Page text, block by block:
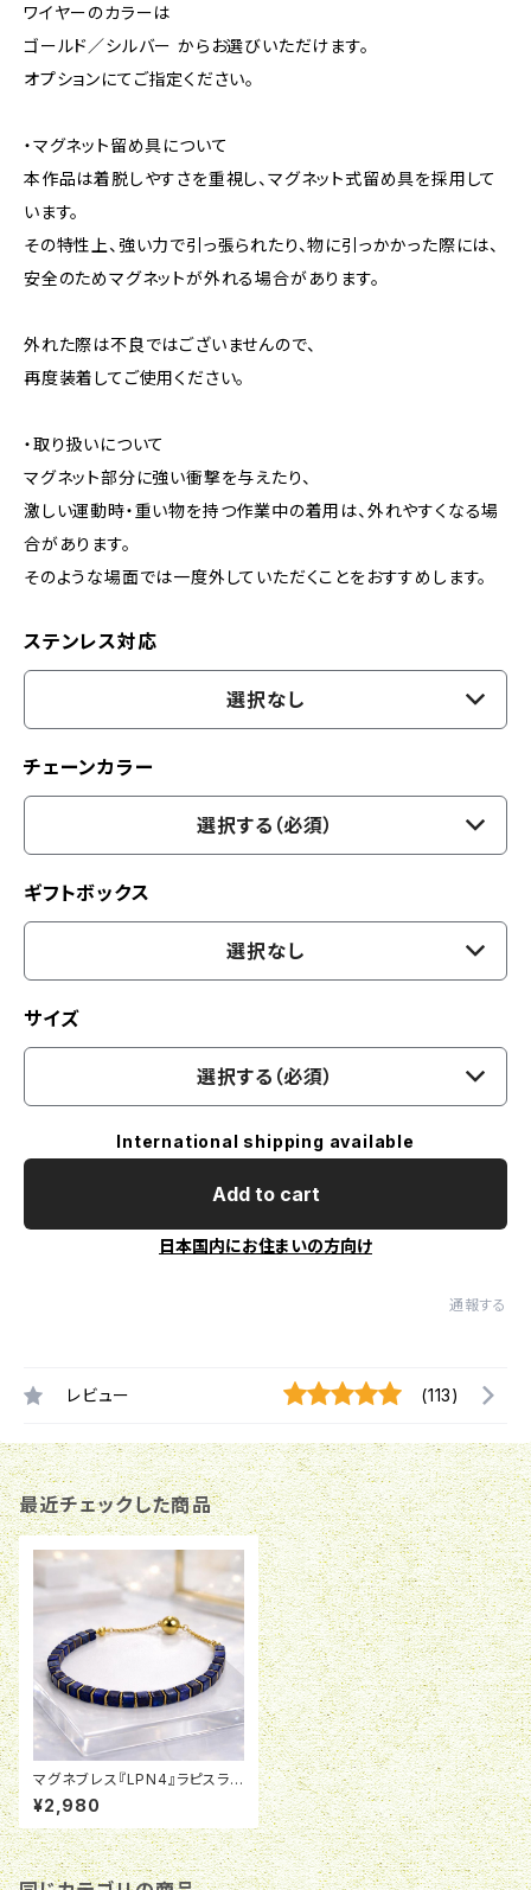
ワイヤーのカラーは
ゴールド／シルバー からお選びいただけます。
オプションにてご指定ください。
・マグネット留め具について
本作品は着脱しやすさを重視し、マグネット式留め具を採用して
います。
その特性上、強い力で引っ張られたり、物に引っかかった際には、
安全のためマグネットが外れる場合があります。
外れた際は不良ではございませんので、
再度装着してご使用ください。
・取り扱いについて
マグネット部分に強い衝撃を与えたり、
激しい運動時・重い物を持つ作業中の着用は、外れやすくなる場
合があります。
そのような場面では一度外していただくことをおすすめします。
ステンレス対応
選択なし
チェーンカラー
選択する（必須）
ギフトボックス
選択なし
サイズ
選択する（必須）
International shipping available
Add to cart
日本国内にお住まいの方向け
通報する
レビュー (113)
最近チェックした商品
マグネブレス『LPN4』ラピスラズ
リ
¥2,980